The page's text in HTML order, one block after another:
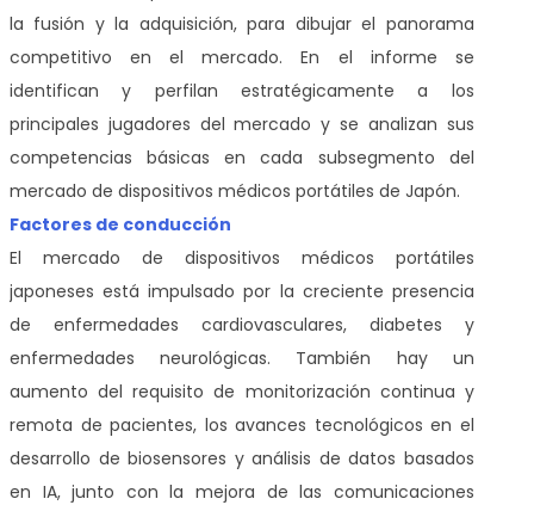
la fusión y la adquisición, para dibujar el panorama
competitivo en el mercado. En el informe se
identifican y perfilan estratégicamente a los
principales jugadores del mercado y se analizan sus
competencias básicas en cada subsegmento del
mercado de dispositivos médicos portátiles de Japón.
Factores de conducción
El mercado de dispositivos médicos portátiles
japoneses está impulsado por la creciente presencia
de enfermedades cardiovasculares, diabetes y
enfermedades neurológicas. También hay un
aumento del requisito de monitorización continua y
remota de pacientes, los avances tecnológicos en el
desarrollo de biosensores y análisis de datos basados
en IA, junto con la mejora de las comunicaciones